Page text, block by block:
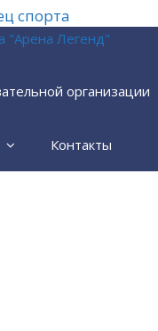
организации
Контакты